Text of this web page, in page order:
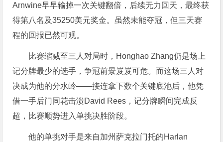
Arnwine早早输掉一次关键翻倍，后续无力回天，最终获
得第八名及35250美元奖金。虽然未能夺冠，但三天赛
程的回报已然可观。
比赛缩减至三人对局时，Honghao Zhang仍是场上
记分牌最少的选手，争冠前景岌岌可危。而这场三人对
决成为他的分水岭——接连拿下数个关键底池后，他凭
借一手后门同花击溃David Rees，记分牌瞬间完成反
超，比赛顺势进入单挑决胜阶段。
他的单挑对手是来自加州萨克拉门托的Harlan